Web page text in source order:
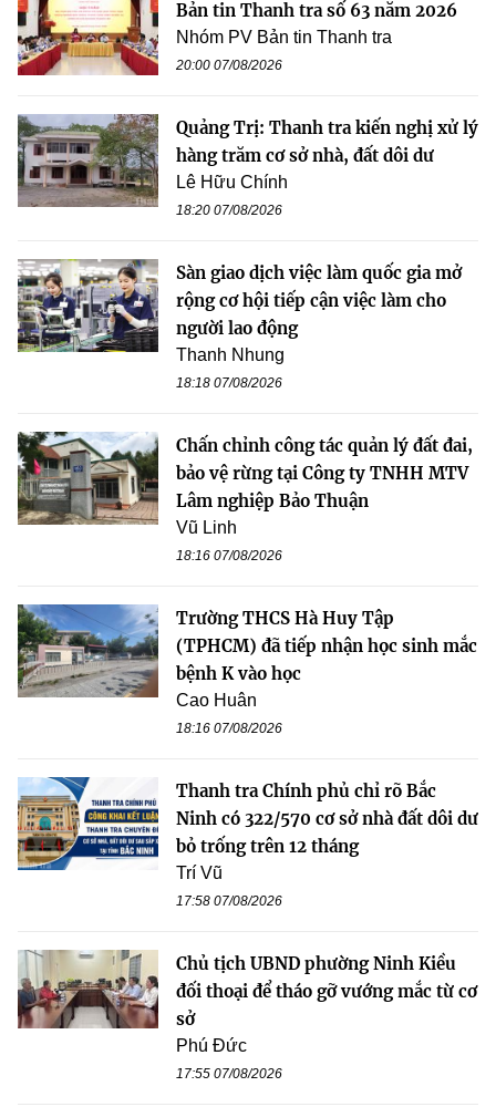
Bản tin Thanh tra số 63 năm 2026
Nhóm PV Bản tin Thanh tra
20:00 07/08/2026
Quảng Trị: Thanh tra kiến nghị xử lý
hàng trăm cơ sở nhà, đất dôi dư
Lê Hữu Chính
18:20 07/08/2026
Sàn giao dịch việc làm quốc gia mở
rộng cơ hội tiếp cận việc làm cho
người lao động
Thanh Nhung
18:18 07/08/2026
Chấn chỉnh công tác quản lý đất đai,
bảo vệ rừng tại Công ty TNHH MTV
Lâm nghiệp Bảo Thuận
Vũ Linh
18:16 07/08/2026
Trường THCS Hà Huy Tập
(TPHCM) đã tiếp nhận học sinh mắc
bệnh K vào học
Cao Huân
18:16 07/08/2026
Thanh tra Chính phủ chỉ rõ Bắc
Ninh có 322/570 cơ sở nhà đất dôi dư
bỏ trống trên 12 tháng
Trí Vũ
17:58 07/08/2026
Chủ tịch UBND phường Ninh Kiều
đối thoại để tháo gỡ vướng mắc từ cơ
sở
Phú Đức
17:55 07/08/2026